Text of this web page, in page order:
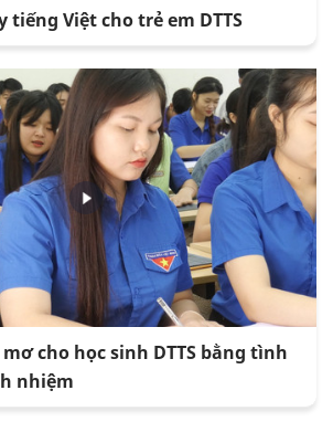
tiếng Việt cho trẻ em DTTS
cho học sinh DTTS bằng tình
nhiệm